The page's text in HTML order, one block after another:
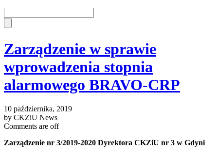
Zarządzenie w sprawie
wprowadzenia stopnia
alarmowego BRAVO-CRP
10 października, 2019
by CKZiU News
Comments are off
Zarządzenie nr 3/2019-2020 Dyrektora CKZiU nr 3 w Gdyni